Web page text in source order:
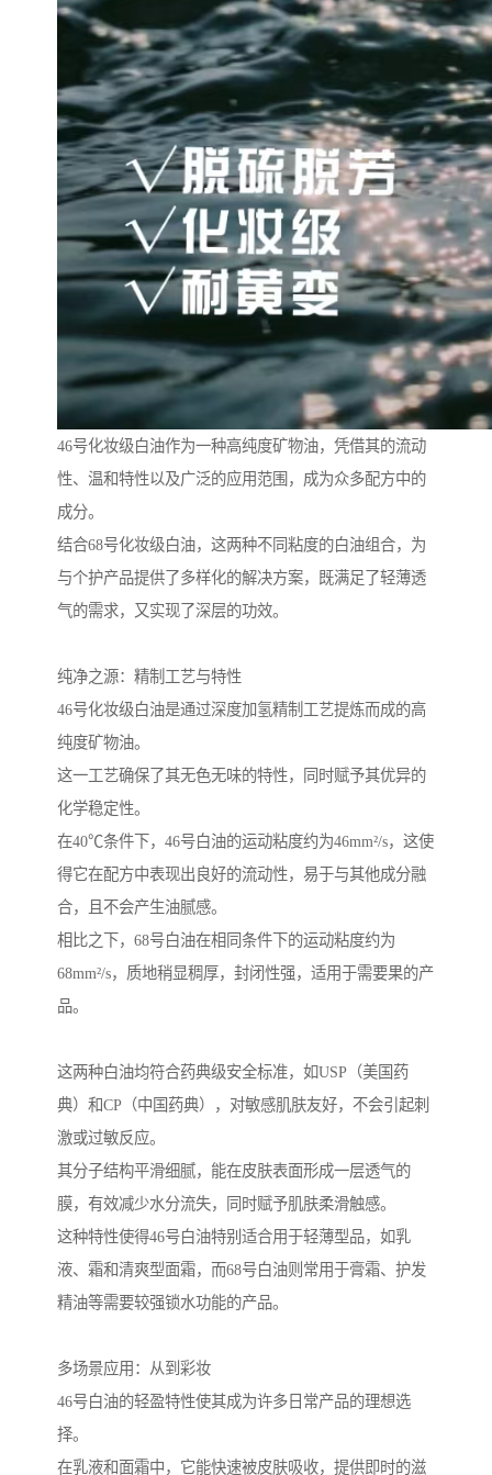
46号化妆级白油作为一种高纯度矿物油，凭借其的流动
性、温和特性以及广泛的应用范围，成为众多配方中的
成分。
结合68号化妆级白油，这两种不同粘度的白油组合，为
与个护产品提供了多样化的解决方案，既满足了轻薄透
气的需求，又实现了深层的功效。
纯净之源：精制工艺与特性
46号化妆级白油是通过深度加氢精制工艺提炼而成的高
纯度矿物油。
这一工艺确保了其无色无味的特性，同时赋予其优异的
化学稳定性。
在40℃条件下，46号白油的运动粘度约为46mm²/s，这使
得它在配方中表现出良好的流动性，易于与其他成分融
合，且不会产生油腻感。
相比之下，68号白油在相同条件下的运动粘度约为
68mm²/s，质地稍显稠厚，封闭性强，适用于需要果的产
品。
这两种白油均符合药典级安全标准，如USP（美国药
典）和CP（中国药典），对敏感肌肤友好，不会引起刺
激或过敏反应。
其分子结构平滑细腻，能在皮肤表面形成一层透气的
膜，有效减少水分流失，同时赋予肌肤柔滑触感。
这种特性使得46号白油特别适合用于轻薄型品，如乳
液、霜和清爽型面霜，而68号白油则常用于膏霜、护发
精油等需要较强锁水功能的产品。
多场景应用：从到彩妆
46号白油的轻盈特性使其成为许多日常产品的理想选
择。
在乳液和面霜中，它能快速被皮肤吸收，提供即时的滋